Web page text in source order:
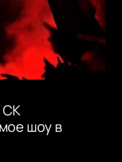
СК
шоу в